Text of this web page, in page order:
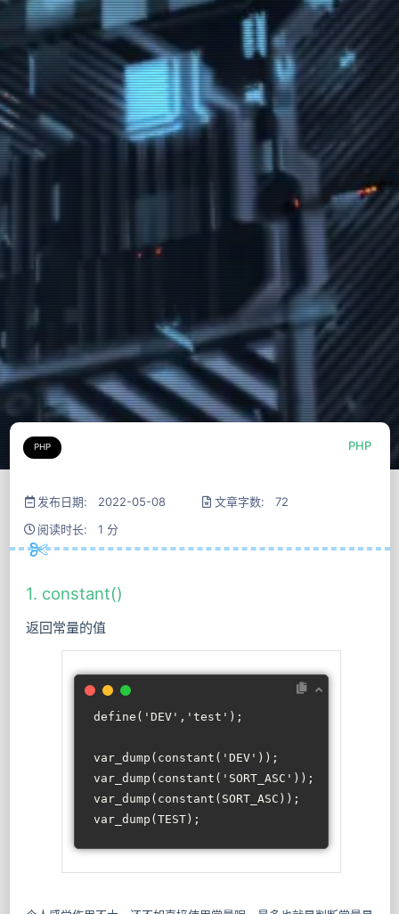
PHP PHP
发布日期: 2022-05-08
文章字数: 72
阅读时长: 1 分
1. constant()
返回常量的值
define( 'DEV' , 'test' );
var_dump(constant( 'DEV' ));       //
var_dump(constant( 'SORT_ASC' ));  //int(4)    等
var_dump(constant(SORT_ASC));    //NULL
var_dump(TEST);                  //